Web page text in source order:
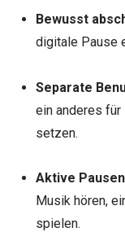
Bewusst
digitale Pause
Separate
ein anderes
setzen.
Aktive
Musik hören,
spielen.